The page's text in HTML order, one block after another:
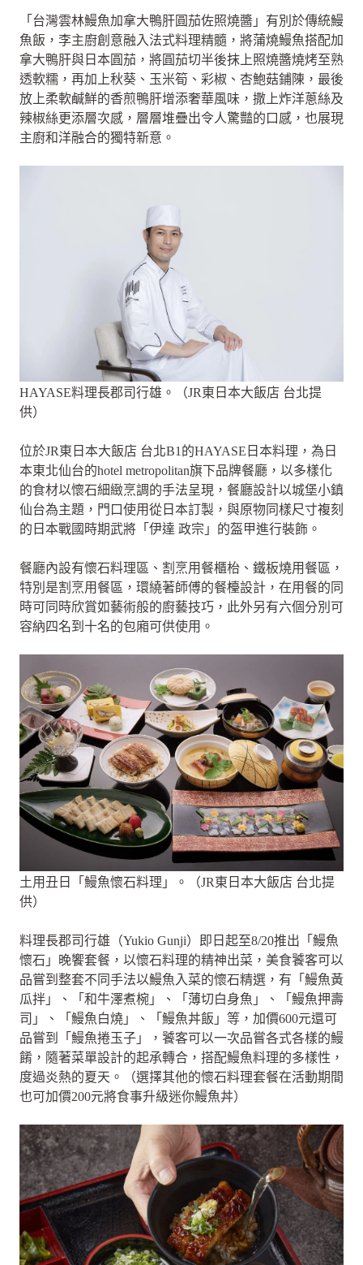
「台灣雲林鰻魚加拿大鴨肝圓茄佐照燒醬」有別於傳統鰻
魚飯，李主廚創意融入法式料理精髓，將蒲燒鰻魚搭配加
拿大鴨肝與日本圓茄，將圓茄切半後抹上照燒醬燒烤至熟
透軟糯，再加上秋葵、玉米筍、彩椒、杏鮑菇鋪陳，最後
放上柔軟鹹鮮的香煎鴨肝增添奢華風味，撒上炸洋蔥絲及
辣椒絲更添層次感，層層堆疊出令人驚豔的口感，也展現
主廚和洋融合的獨特新意。
HAYASE料理長郡司行雄。（JR東日本大飯店 台北提
供）
位於JR東日本大飯店 台北B1的HAYASE日本料理，為日
本東北仙台的hotel metropolitan旗下品牌餐廳，以多樣化
的食材以懷石細緻烹調的手法呈現，餐廳設計以城堡小鎮
仙台為主題，門口使用從日本訂製，與原物同樣尺寸複刻
的日本戰國時期武將「伊達 政宗」的盔甲進行裝飾。
餐廳內設有懷石料理區、割烹用餐櫃枱、鐵板燒用餐區，
特別是割烹用餐區，環繞著師傅的餐檯設計，在用餐的同
時可同時欣賞如藝術般的廚藝技巧，此外另有六個分別可
容納四名到十名的包廂可供使用。
土用丑日「鰻魚懷石料理」。（JR東日本大飯店 台北提
供）
料理長郡司行雄（Yukio Gunji）即日起至8/20推出「鰻魚
懷石」晚饗套餐，以懷石料理的精神出菜，美食饕客可以
品嘗到整套不同手法以鰻魚入菜的懷石精選，有「鰻魚黃
瓜拌」、「和牛澤煮椀」、「薄切白身魚」、「鰻魚押壽
司」、「鰻魚白燒」、「鰻魚丼飯」等，加價600元還可
品嘗到「鰻魚捲玉子」，饕客可以一次品嘗各式各樣的鰻
餚，隨著菜單設計的起承轉合，搭配鰻魚料理的多樣性，
度過炎熱的夏天。（選擇其他的懷石料理套餐在活動期間
也可加價200元將食事升級迷你鰻魚丼）